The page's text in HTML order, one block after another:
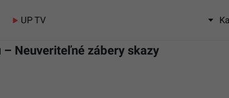
UP TV
– Neuveriteľné zábery skazy